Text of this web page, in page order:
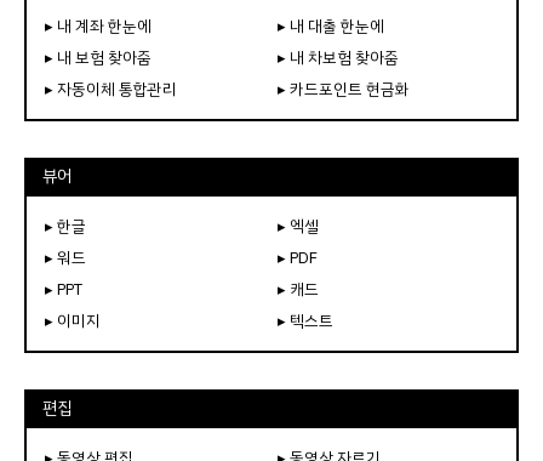
▸ 내 계좌 한눈에
▸ 내 대출 한눈에
▸ 내 보험 찾아줌
▸ 내 차보험 찾아줌
▸ 자동이체 통합관리
▸ 카드포인트 현금화
뷰어
▸ 한글
▸ 엑셀
▸ 워드
▸ PDF
▸ PPT
▸ 캐드
▸ 이미지
▸ 텍스트
편집